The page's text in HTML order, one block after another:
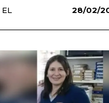
EL 28/02/